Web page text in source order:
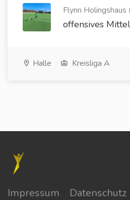
Flynn Holingshaus
offensives
Halle Kreisliga A
Impressum Datenschutz